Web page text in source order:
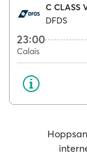
C CLASS
DFDS
23:00
Calais